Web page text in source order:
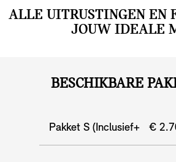
ALLE UITRUSTINGEN EN
JOUW IDEALE
BESCHIKBARE
Pakket S (Inclusief+ €